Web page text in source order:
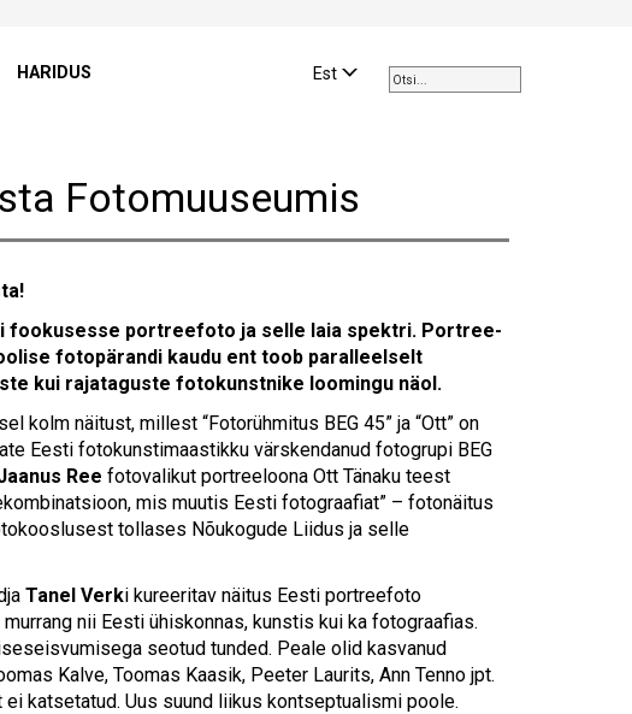
the
up
a
enter
the
selected
result.
can
touch
Est
HARIDUS
Fotomuuseumis
fookusesse portreefoto ja selle laia spektri. Portree-
fotopärandi kaudu ent toob paralleelselt
kui rajataguste fotokunstnike loomingu näol.
kolm näitust, millest “Fotorühmitus BEG 45” ja “Ott” on
Eesti fotokunstimaastikku värskendanud fotogrupi BEG
Ree fotovalikut portreeloona Ott Tänaku teest
mis muutis Eesti fotograafiat” – fotonäitus
tollases Nõukogude Liidus ja selle
Tanel Verki kureeritav näitus Eesti portreefoto
nii Eesti ühiskonnas, kunstis kui ka fotograafias.
seotud tunded. Peale olid kasvanud
Kalve, Toomas Kaasik, Peeter Laurits, Ann Tenno jpt.
katsetatud. Uus suund liikus kontseptualismi poole.